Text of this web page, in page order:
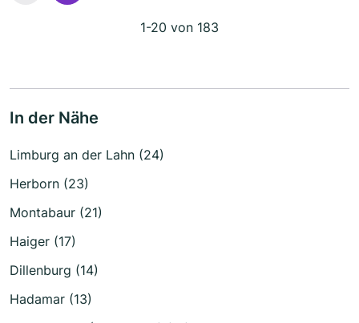
1-20 von 183
In der Nähe
Limburg an der Lahn (24)
Herborn (23)
Montabaur (21)
Haiger (17)
Dillenburg (14)
Hadamar (13)